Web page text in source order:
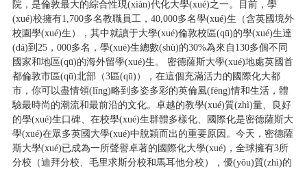
院，是倫敦最大的綜合性現(xiàn)代化大學(xué)之一。目前，學
(xué)校擁有1,700多名教職員工，40,000多名學(xué)生（含英國境外
校園學(xué)生），其中就讀于大學(xué)倫敦校區(qū)的學(xué)生達
(dá)到25，000多名，學(xué)生總數(shù)的30%為來自130多個不同
國家和地區(qū)的海外留學(xué)生。 密德薩斯大學(xué)地處英國首
都倫敦市區(qū)北部（3區(qū)），在這個充滿活力的國際化大都
市，你可以盡情領(lǐng)略到多姿多彩的英倫風(fēng)情和生活，體
驗最時尚的潮流和最前沿的文化。卓越的教學(xué)質(zhì)量、良好
的學(xué)生口碑、在校學(xué)生群體多樣化、國際化是密德薩斯大
學(xué)在眾多英國大學(xué)中脫穎而出的重要原因。今天，密德薩
斯大學(xué)已成為一所聲譽卓著的國際化大學(xué)，全球擁有3所
分校（迪拜分校、毛里求斯分校和馬耳他分校），優(yōu)質(zhì)的